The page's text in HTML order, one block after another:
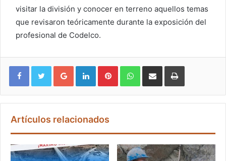
visitar la división y conocer en terreno aquellos temas
que revisaron teóricamente durante la exposición del
profesional de Codelco.
Google+ LinkedIn Pinterest WhatsApp
Artículos relacionados